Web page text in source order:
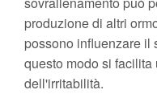
produzione di altri
possono influenzare il
questo modo si
dell'irritabilità.